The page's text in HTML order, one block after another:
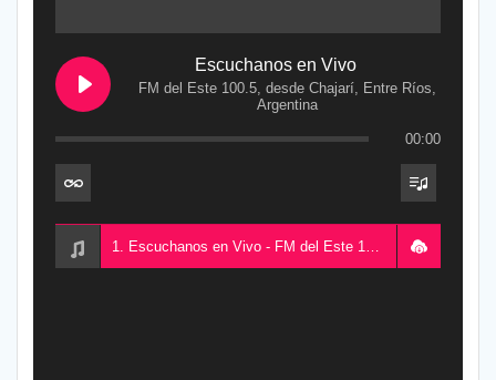
Escuchanos en Vivo
FM del Este 100.5, desde Chajarí, Entre Ríos,
Argentina
00:00
1. Escuchanos en Vivo - FM del Este 100.5, desde Chajarí, Entre Ríos, Argentina